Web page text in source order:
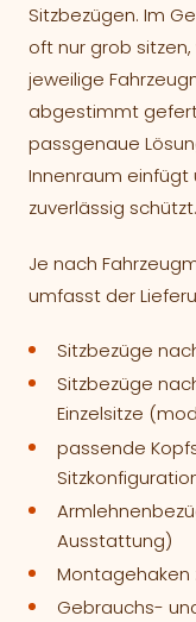
Sitzbezügen. Im
oft nur grob
jeweilige
abgestimmt
passgenaue
Innenraum einfügt
zuverlässig schützt.
Je nach
umfasst der
Sitzbezüge
Sitzbezüge
Einzelsitze
passende
Ausstattung)
Montagehaken
Gebrauchs-